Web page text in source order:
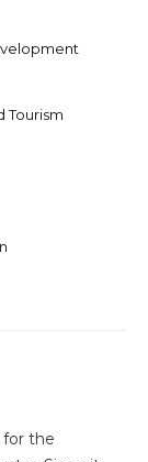
Tourism
for the